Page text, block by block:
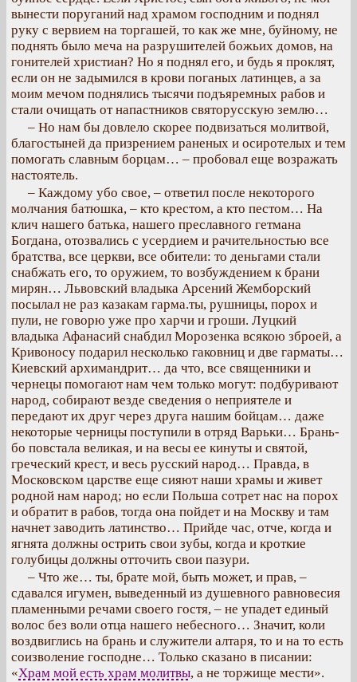
вынести поруганий над храмом господним и поднял
руку с вервием на торгашей, то как же мне, буйному, не
поднять было меча на разрушителей божьих домов, на
гонителей христиан? Но я поднял его, и будь я проклят,
если он не задымился в крови поганых латинцев, а за
моим мечом поднялись тысячи подъяремных рабов и
стали очищать от напастников святорусскую землю…
– Но нам бы довлело скорее подвизаться молитвой,
благостыней да призрением раненых и осиротелых и тем
помогать славным борцам… – пробовал еще возражать
настоятель.
– Каждому убо свое, – ответил после некоторого
молчания батюшка, – кто крестом, а кто пестом… На
клич нашего батька, нашего преславного гетмана
Богдана, отозвались с усердием и рачительностью все
братства, все церкви, все обители: то деньгами стали
снабжать его, то оружием, то возбуждением к брани
мирян… Львовский владыка Арсений Жемборский
посылал не раз казакам гарма.ты, рушницы, порох и
пули, не говорю уже про харчи и гроши. Луцкий
владыка Афанасий снабдил Морозенка всякою зброей, а
Кривоносу подарил несколько гаковниц и две гарматы…
Киевский архимандрит… да что, все священники и
чернецы помогают нам чем только могут: подбуривают
народ, собирают везде сведения о неприятеле и
передают их друг через друга нашим бойцам… даже
некоторые черницы поступили в отряд Варьки… Брань-
бо повстала великая, и на весы ее кинуты и святой,
греческий крест, и весь русский народ… Правда, в
Московском царстве еще сияют наши храмы и живет
родной нам народ; но если Польша сотрет нас на порох
и обратит в рабов, тогда она пойдет и на Москву и там
начнет заводить латинство… Прийде час, отче, когда и
ягнята должны острить свои зубы, когда и кроткие
голубицы должны отточить свои пазури.
– Что же… ты, брате мой, быть может, и прав, –
сдавался игумен, выведенный из душевного равновесия
пламенными речами своего гостя, – не упадет единый
волос без воли отца нашего небесного… Значит, коли
воздвиглись на брань и служители алтаря, то и на то есть
соизволение господне… Только сказано в писании:
«Храм мой есть храм молитвы, а не торжище мести».